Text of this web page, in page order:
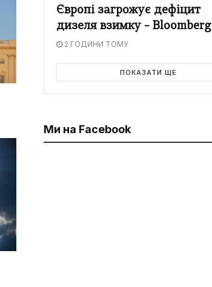
Європі загрожує дефіцит
дизеля взимку – Bloomberg
2 ГОДИНИ ТОМУ
ПОКАЗАТИ ЩЕ
Ми на Facebook